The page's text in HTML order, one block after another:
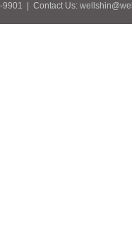
9901 | Contact Us: